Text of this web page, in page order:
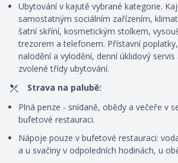
Ubytování v kajutě vybrané kategorie.
samostatným sociálním zařízením,
šatní skříní, kosmetickým stolkem,
trezorem a telefonem. Přístavní
nalodění a vylodění, denní úklidový servis
zvolené třídy ubytování.
Strava na palubě:
Plná penze - snídaně, obědy a večeře v
bufetové restauraci.
Nápoje pouze v bufetové restauraci:
a u svačiny v odpoledních hodinách, u